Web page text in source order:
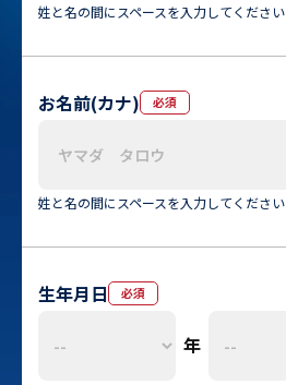
姓と名の間にスペースを入力してください
お名前(カナ) 必須
姓と名の間にスペースを入力してください
生年月日 必須
年